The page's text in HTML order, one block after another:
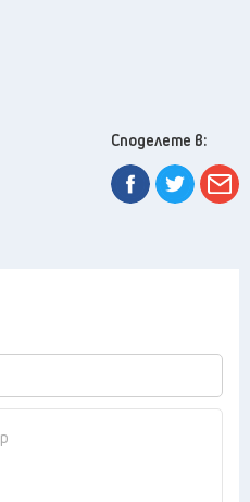
Споделете в: